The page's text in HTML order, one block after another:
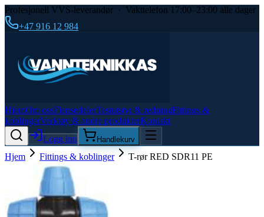
Profesjonell VVS-leverandør · Vakttelefon 17:00–23:00 alle dager
+47 916 12 984
HjemOm ossFlensedelerTestutstyr & redningFittings &
koblingerVerktøy & andre produkterKontakt
Logg inn
Handlekurv
Hjem Fittings & koblinger T-rør RED SDR11 PE